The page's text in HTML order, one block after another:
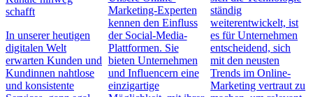
schafft
In unserer heutigen
digitalen Welt
erwarten Kunden und
Kundinnen nahtlose
und konsistente
Marketing-Experten
kennen den Einfluss
der Social-Media-
Plattformen. Sie
bieten Unternehmen
und Influencern eine
einzigartige
ständig
weiterentwickelt, ist
es für Unternehmen
entscheidend, sich
mit den neusten
Trends im Online-
Marketing vertraut zu